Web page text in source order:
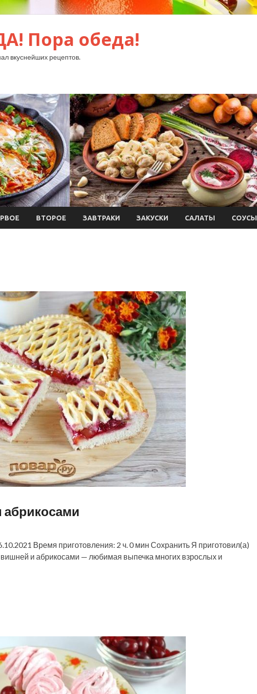
Пора обеда!
вкуснейших рецептов.
ВТОРОЕ ЗАВТРАКИ ЗАКУСКИ САЛАТЫ СОУСЫ
абрикосами
Время приготовления: 2 ч. 0 мин Сохранить Я приготовил(а)
вишней и абрикосами — любимая выпечка многих взрослых и